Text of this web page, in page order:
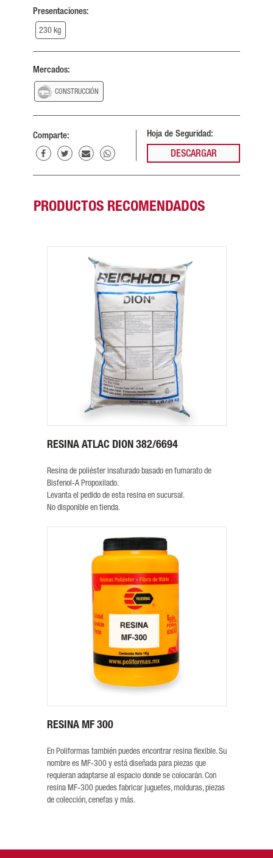
Presentaciones:
230 kg
Mercados:
CONSTRUCCIÓN
Comparte: Hoja de Seguridad:
DESCARGAR
PRODUCTOS RECOMENDADOS
RESINA ATLAC DION 382/6694
Resina de poliéster insaturado basado en fumarato de
Bisfenol-A Propoxilado.
Levanta el pedido de esta resina en sucursal.
No disponible en tienda.
RESINA MF 300
En Poliformas también puedes encontrar resina flexible. Su
nombre es MF-300 y está diseñada para piezas que
requieran adaptarse al espacio donde se colocarán. Con
resina MF-300 puedes fabricar juguetes, molduras, piezas
de colección, cenefas y más.